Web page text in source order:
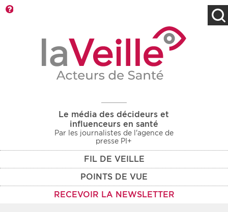
Le média des décideurs et
influenceurs en santé
Par les journalistes de l'agence de
presse PI+
FIL DE VEILLE
POINTS DE VUE
RECEVOIR LA NEWSLETTER
Rendez-vous des 7
prochains jours
Recherche par mots clés
Type d'information
Rendez-vous
Protection sociale
Zone géographique